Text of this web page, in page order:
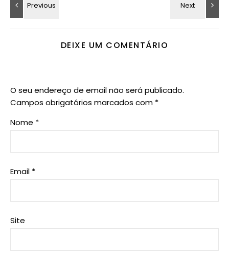
DEIXE UM COMENTÁRIO
O seu endereço de email não será publicado.
Campos obrigatórios marcados com *
Nome *
Email *
Site